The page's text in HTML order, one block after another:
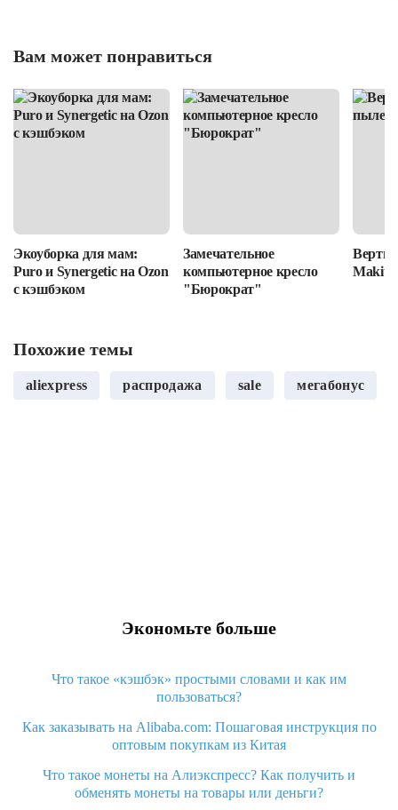
Вам может понравиться
Экоуборка для мам:
Puro и Synergetic на Ozon
с кэшбэком
Замечательное
компьютерное кресло
"Бюрократ"
Makita
Похожие темы
aliexpress распродажа sale мегабонус
Экономьте больше
Что такое «кэшбэк» простыми словами и как им
пользоваться?
Как заказывать на Alibaba.com: Пошаговая инструкция по
оптовым покупкам из Китая
Что такое монеты на Алиэкспресс? Как получить и
обменять монеты на товары или деньги?